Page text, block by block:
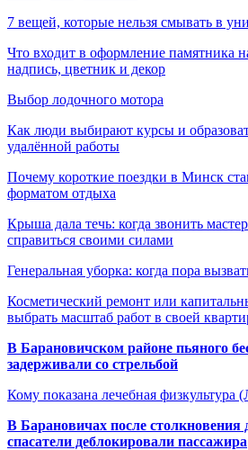
7 вещей, которые нельзя смывать в
Что входит в оформление памятника
надпись, цветник и декор
Выбор лодочного мотора
Как люди выбирают курсы и
удалённой работы
Почему короткие поездки в Минск
форматом отдыха
Крыша дала течь: когда звонить
справиться своими силами
Генеральная уборка: когда пора
Косметический ремонт или
выбрать масштаб работ в своей
В Барановичском районе пьяного
задерживали со стрельбой
Кому показана лечебная физкультура
В Барановичах после столкновения
спасатели деблокировали пассажира